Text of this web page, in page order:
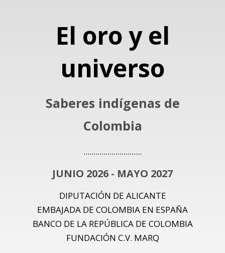
El oro y el
universo
Saberes indígenas de
Colombia
.............................
JUNIO 2026 - MAYO 2027
DIPUTACIÓN DE ALICANTE
EMBAJADA DE COLOMBIA EN ESPAÑA
BANCO DE LA REPÚBLICA DE COLOMBIA
FUNDACIÓN C.V. MARQ